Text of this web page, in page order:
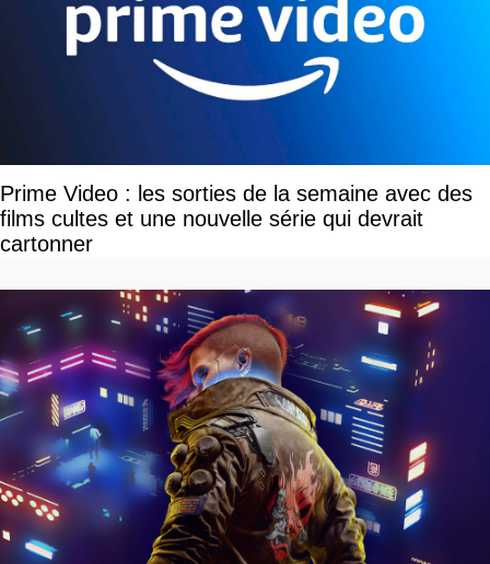
Prime Video : les sorties de la semaine avec des
films cultes et une nouvelle série qui devrait
cartonner